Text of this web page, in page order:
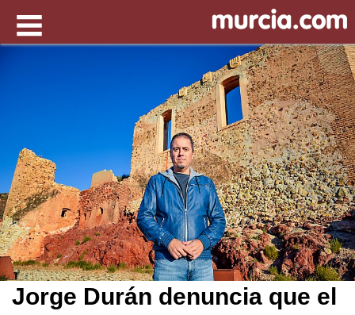
Jorge Durán denuncia que el